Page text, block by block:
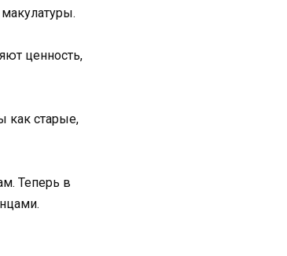
ценность,
как старые,
Теперь в